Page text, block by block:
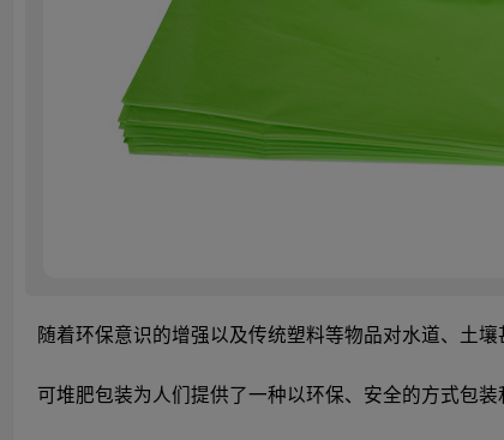
随着环保意识的增强以及传统塑料等物品对水道、土
可堆肥包装为人们提供了一种以环保、安全的方式包